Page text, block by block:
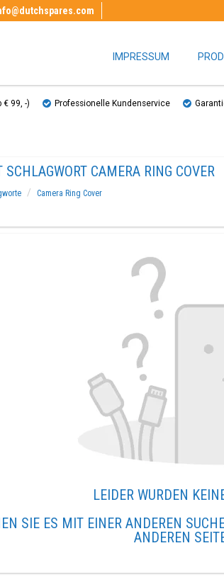
IMPRESSUM
€ 99, ​​-) Professionelle Kundenservice
CAMERA RING COVER
Camera Ring Cover
LEIDER WURDEN
SIE ES MIT EINER ANDEREN
ANDEREN